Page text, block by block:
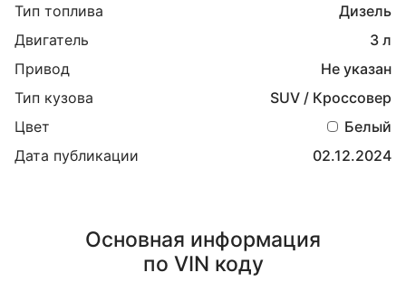
Тип топлива
Дизель
Двигатель
3 л
Привод
Не указан
Тип кузова
SUV / Кроссовер
Цвет
Белый
Дата публикации
02.12.2024
Основная информация
по VIN коду